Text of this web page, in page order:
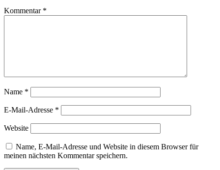
Kommentar *
Name *
E-Mail-Adresse *
Website
Name, E-Mail-Adresse und Website in diesem Browser für
meinen nächsten Kommentar speichern.